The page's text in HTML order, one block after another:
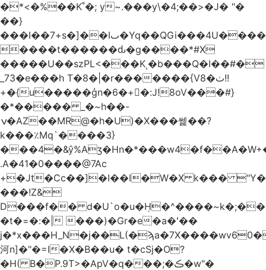
�*<�%��K˚�; y~.���y\�4;��>�J� "�
��}
���I��7+s�]��Iٮ�Yq��QGi���4U�����
����t������ԃ�g����*#X
_73�e���h T�8�|�r�������{V8�ٺ!!
+�{u�����ģn�6�+�:J!8oV���#}
�*����� _�~h��-
ݍ�AZ��MR@�h�U)�X���쎑��݁?
k���٪Mq`����3}
.A�41�0����@7Ac
+�Jt�Cc��]�I��I�W�X k���
���!Z&
D���f��
�t�=�:�| ���)�Gr�e�a�ʻ��
j�*x���H_N�j��L(�ϡa�7X����wv׈�60pM�
河n]�"�=I�X�B��u� t�cSj�O?
�H( B�P.9T>�ApV�q���;�ڪ�w"�